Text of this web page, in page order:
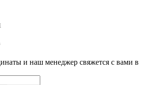
и наш менеджер свяжется с вами в